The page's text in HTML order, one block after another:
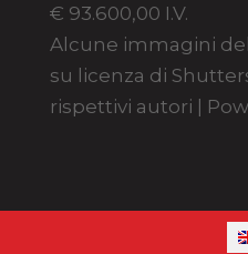
€ 93.600,00 I.V.
Alcune immagini
su licenza di
rispettivi autori |